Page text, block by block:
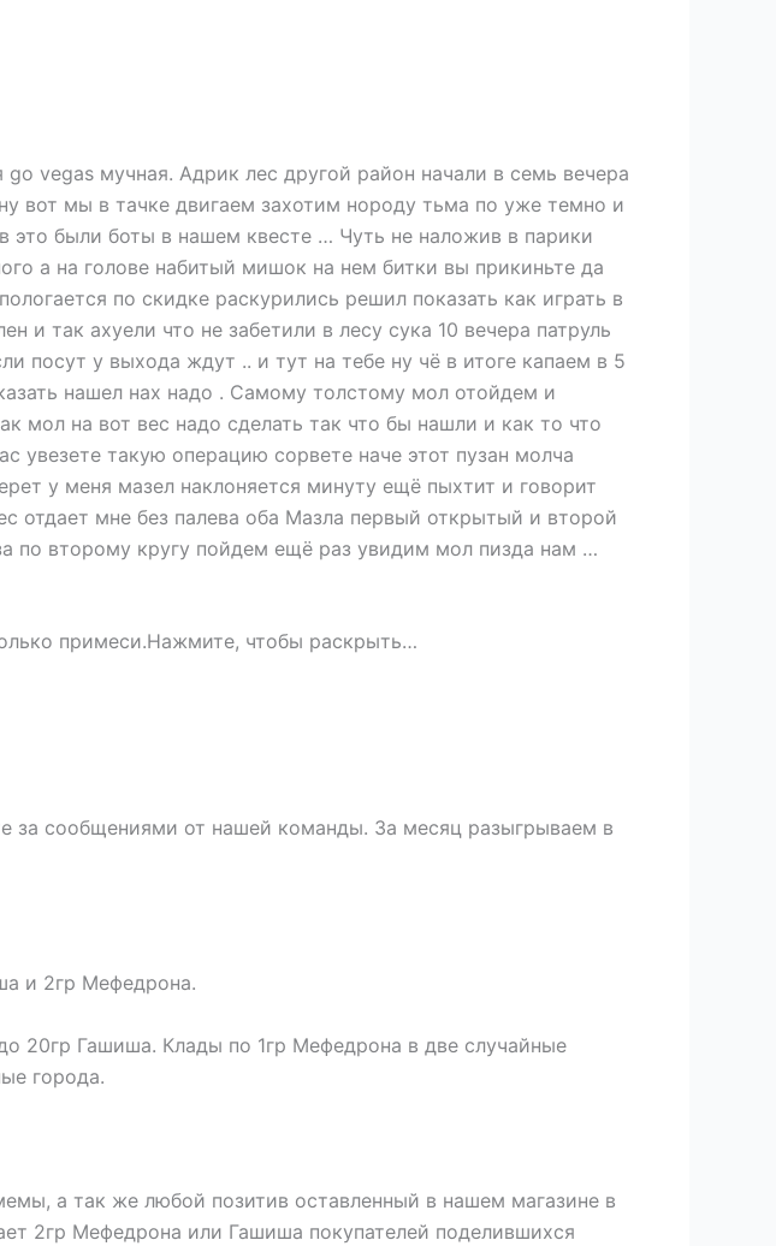
vegas мучная. Адрик лес другой район начали в семь вечера
вот мы в тачке двигаем захотим нороду тьма по уже темно и
были боты в нашем квесте … Чуть не наложив в парики
а на голове набитый мишок на нем битки вы прикиньте да
по скидке раскурились решил показать как играть в
так ахуели что не забетили в лесу сука 10 вечера патруль
посут у выхода ждут .. и тут на тебе ну чё в итоге капаем в 5
нашел нах надо . Самому толстому мол отойдем и
мол на вот вес надо сделать так что бы нашли и как то что
такую операцию сорвете наче этот пузан молча
у меня мазел наклоняется минуту ещё пыхтит и говорит
отдает мне без палева оба Мазла первый открытый и второй
по второму кругу пойдем ещё раз увидим мол пизда нам …
примеси.Нажмите, чтобы раскрыть…
за сообщениями от нашей команды. За месяц разыгрываем в
и 2гр Мефедрона.
20гр Гашиша. Клады по 1гр Мефедрона в две случайные
города.
а так же любой позитив оставленный в нашем магазине в
2гр Мефедрона или Гашиша покупателей поделившихся